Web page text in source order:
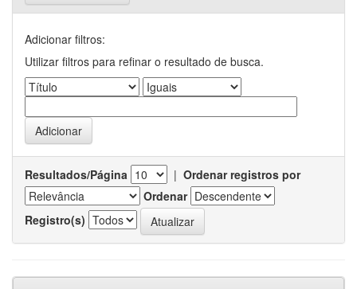
Adicionar filtros:
Utilizar filtros para refinar o resultado de busca.
Resultados/Página | Ordenar registros por
Ordenar
Registro(s)